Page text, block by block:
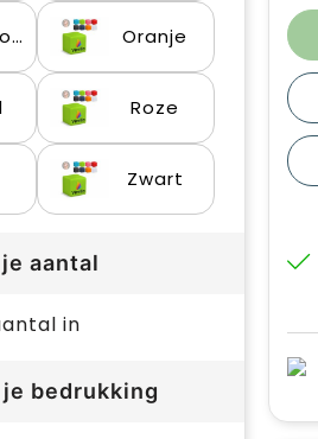
Lichtgroen Oranje
Roze
Zwart
aantal
in
bedrukking